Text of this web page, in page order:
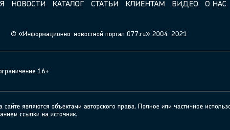
НОВОСТИ КАТАЛОГ СТАТЬИ КЛИЕНТАМ ВИДЕО О НАС
© «Информационно-новостной портал 077.ru» 2004-2021
16+
являются объектами авторского права. Полное или частичное
ссылки на источник.